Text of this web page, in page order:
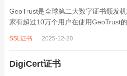
GeoTrust是全球第二大数字证书颁发
家有超过10万个用户在使用GeoTrust
SSL证书 2025-12-20
DigiCert证书